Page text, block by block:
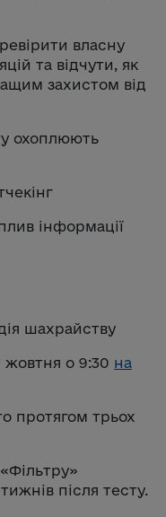
власну
та відчути, як
захистом від
охоплюють
інформації
шахрайству
о 9:30 на
протягом трьох
після тесту.